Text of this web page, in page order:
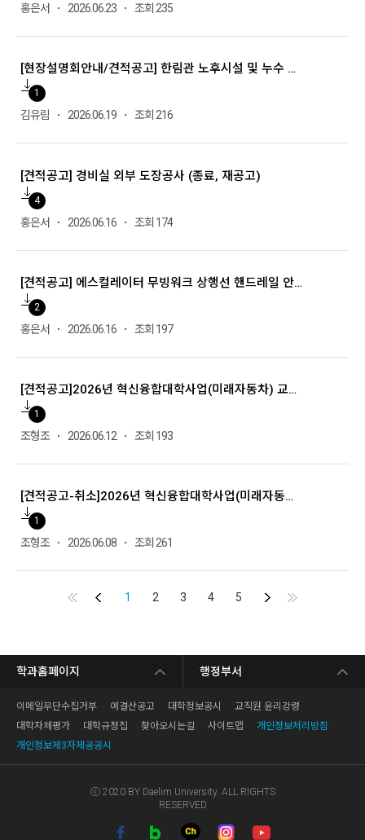
홍은서 2026.06.23 조회 235
[현장설명회안내/견적공고] 한림관 노후시설 및 누수 안전점검 용역
1
김유림 2026.06.19 조회 216
[견적공고] 경비실 외부 도장공사 (종료, 재공고)
4
홍은서 2026.06.16 조회 174
[견적공고] 에스컬레이터 무빙워크 상행선 핸드레일 안전 난간 / 유리면 노후 썬팅 교체 구매 (종료)
2
홍은서 2026.06.16 조회 197
[견적공고]2026년 혁신융합대학사업(미래자동차) 교육·연구환경개선 7차 소방공사
1
조형조 2026.06.12 조회 193
[견적공고-취소]2026년 혁신융합대학사업(미래자동차) 교육·연구환경개선 7차 소방공사
1
조형조 2026.06.08 조회 261
First Previous1 2 3 4 5 Next End
학과홈페이지 행정부서
이메일무단수집거부 예결산공고 대학정보공시
교직원 윤리강령
대학자체평가
대학규정집 찾아오시는길 사이트맵
개인정보처리방침
개인정보제3자제공공시
ⓒ 2020 BY Daelim University. ALL RIGHTS
RESERVED